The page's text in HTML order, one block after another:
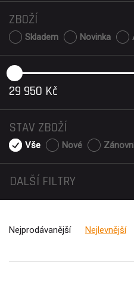
ZBOŽÍ
Skladem Novinka
29 950 Kč
STAV ZBOŽÍ
Vše Nové
DALŠÍ FILTRY
Nejprodávanější Nejlevnější